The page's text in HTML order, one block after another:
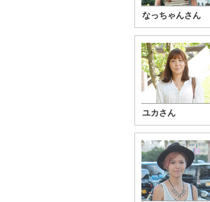
なっちゃんさん
ユカさん